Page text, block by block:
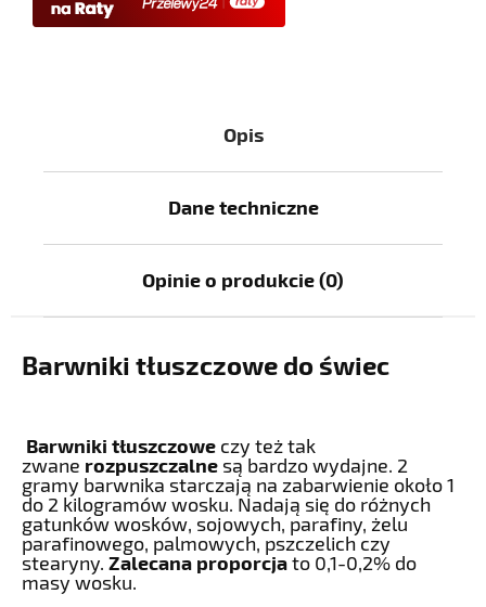
Opis
Dane techniczne
Opinie o produkcie (0)
Barwniki tłuszczowe do świec
Barwniki tłuszczowe czy też tak
zwane rozpuszczalne są bardzo wydajne. 2
gramy barwnika starczają na zabarwienie około 1
do 2 kilogramów wosku. Nadają się do różnych
gatunków wosków, sojowych, parafiny, żelu
parafinowego, palmowych, pszczelich czy
stearyny. Zalecana proporcjato 0,1-0,2% do
masy wosku.